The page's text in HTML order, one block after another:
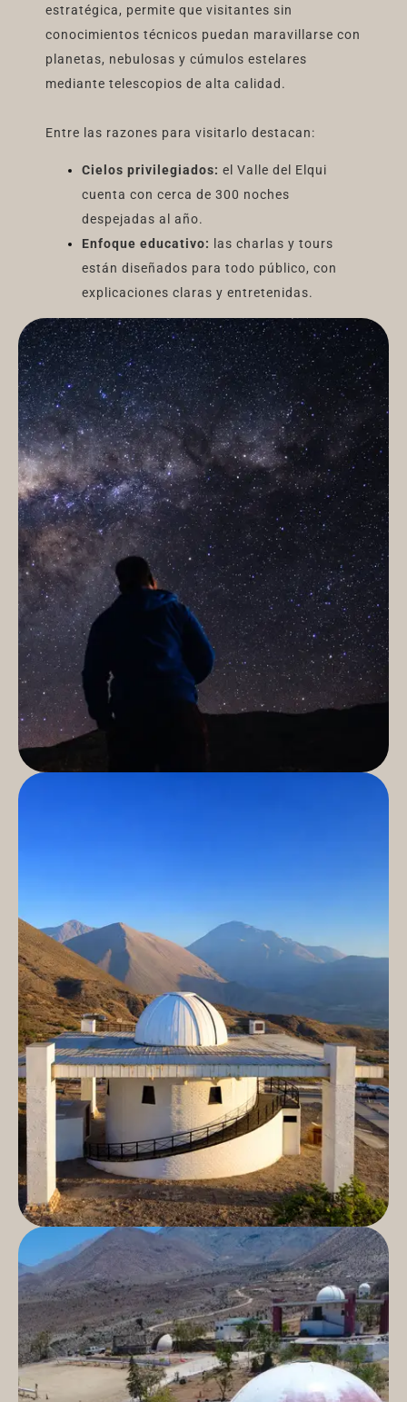
estratégica, permite que visitantes sin
conocimientos técnicos puedan maravillarse con
planetas, nebulosas y cúmulos estelares
mediante telescopios de alta calidad.
Entre las razones para visitarlo destacan:
Cielos privilegiados: el Valle del Elqui
cuenta con cerca de 300 noches
despejadas al año.
Enfoque educativo:
las charlas y tours
están diseñados para todo público, con
explicaciones claras y entretenidas.